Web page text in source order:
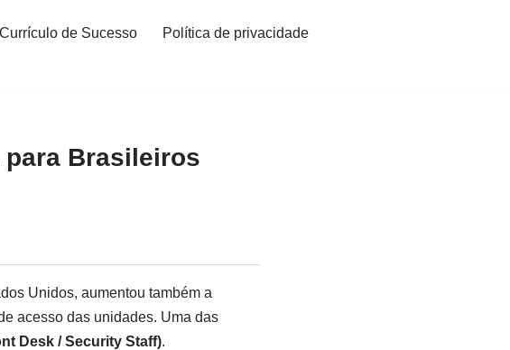
de Sucesso
Política de privacidade
para Brasileiros
Unidos, aumentou também a
acesso das unidades. Uma das
Desk / Security Staff).